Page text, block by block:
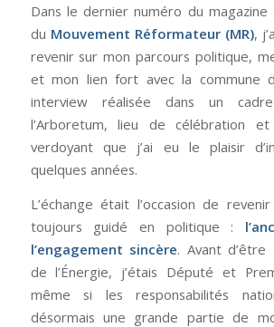
Dans le dernier numéro du magazine
du Mouvement Réformateur (MR),
revenir sur mon parcours politique,
et mon lien fort avec la commune
interview réalisée dans un
l’Arboretum, lieu de célébration
verdoyant que j’ai eu le plaisir
quelques années.
L’échange était l’occasion de
toujours guidé en politique :
l’engagement sincère. Avant
de l’Énergie, j’étais Député et
même si les responsabilités
désormais une grande partie de